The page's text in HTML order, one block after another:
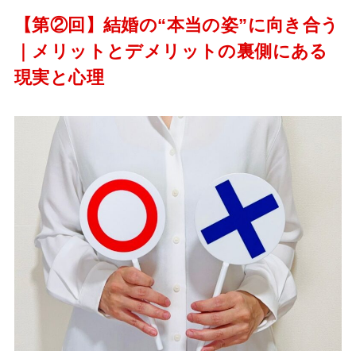
【第②回】結婚の“本当の姿”に向き合う
｜メリットとデメリットの裏側にある
現実と心理